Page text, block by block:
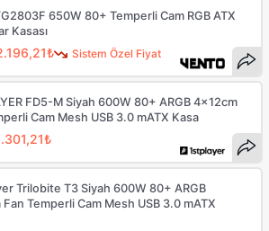
Sistem Özel Fiyat
650W 80+ Temperli Cam RGB ATX
Kasası
FD5-M Siyah 600W 80+ ARGB 4x12cm
Cam Mesh USB 3.0 mATX Kasa
Trilobite T3 Siyah 600W 80+ ARGB
Temperli Cam Mesh USB 3.0 mATX